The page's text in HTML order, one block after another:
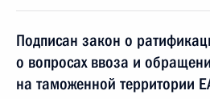
Подписан закон о
о вопросах ввоза и
на таможенной территории